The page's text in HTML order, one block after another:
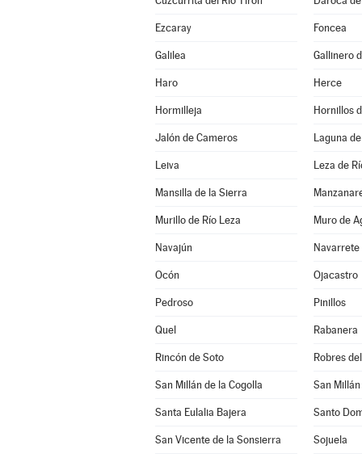
Ezcaray Foncea
Galilea Gallinero
Haro Herce
Hormilleja Hornillos
Jalón de Cameros Laguna
Leiva Leza de
Mansilla de la Sierra
Murillo de Río Leza Muro de
Navajún Navarrete
Ocón Ojacastro
Pedroso Pinillos
Quel Rabanera
Rincón de Soto Robres
San Millán de la Cogolla San
Santa Eulalia Bajera Santo
San Vicente de la Sonsierra Sojuela